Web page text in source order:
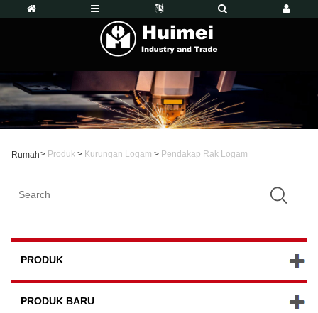
Rumah> Produk > Kurungan Logam > Pendakap Rak Logam
PRODUK
PRODUK BARU